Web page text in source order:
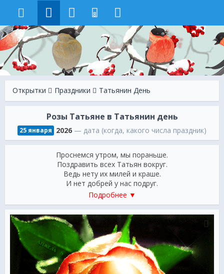
8
Открытки Праздники Татьянин День
Розы Татьяне в Татьянин день
25 января 2026— дата (когда, какого числа праздник)
Проснемся утром, мы пораньше.
Поздравить всех Татьян вокруг.
Ведь нету их милей и краше.
И нет добрей у нас подруг.
Они стройны и веселы.
И грациозны и милы.
Мужчины смотрят Таням вслед.
И не скрывают то, что эти дамы, начало многих бед.
О нет, не бури и снега, они призвать способны.
Взглянут разок и околдуют. Сведут с ума повадкою
любою.
И нет ни дня покою. С такою красотою!
Подробнее ▼